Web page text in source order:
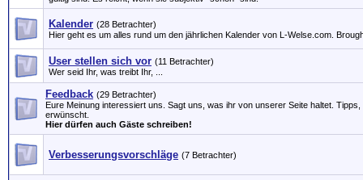
Kalender (28 Betrachter)
Hier geht es um alles rund um den jährlichen Kalender von L-Welse.com.
User stellen sich vor (11 Betrachter)
Wer seid Ihr, was treibt Ihr, ...
Feedback (29 Betrachter)
Eure Meinung interessiert uns. Sagt uns, was ihr von unserer Seite haltet.
erwünscht.
Hier dürfen auch Gäste schreiben!
Verbesserungsvorschläge (7 Betrachter)